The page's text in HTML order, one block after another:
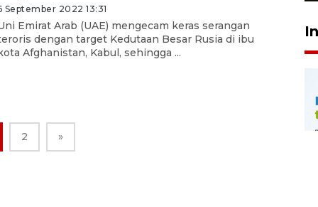
September 2022 13:31
Emirat Arab (UAE) mengecam keras serangan
dengan target Kedutaan Besar Rusia di ibu
Afghanistan, Kabul, sehingga ...
2 »